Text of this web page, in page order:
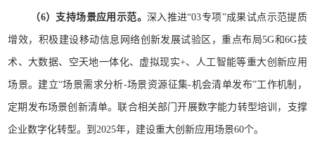
（6）支持场景应用示范。 深入推进“03专项”成果试点示范提质
增效，积极建设移动信息网络创新发展试验区，重点布局5G和6G技
术、大数据、空天地一体化、虚拟现实+、人工智能等重大创新应用
场景。建立“场景需求分析-场景资源征集-机会清单发布”工作机制，
定期发布场景创新清单。联合相关部门开展数字能力转型培训，支撑
企业数字化转型。到2025年，建设重大创新应用场景60个。